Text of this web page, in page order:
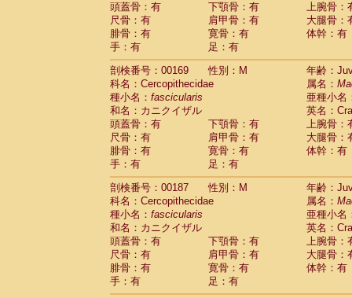
頭蓋骨：有
下顎骨：有
上腕骨：
尺骨：有
肩甲骨：有
大腿骨：
腓骨：有
寛骨：有
体幹：有
手：有
足：有
剖検番号：00169
性別：M
年齢：
科名：Cercopithecidae
属名：
種小名： fascicularis
亜種小名
和名：カニクイザル
英名：
頭蓋骨：有
下顎骨：有
上腕骨：
尺骨：有
肩甲骨：有
大腿骨：
腓骨：有
寛骨：有
体幹：有
手：有
足：有
剖検番号：00187
性別：M
年齢：
科名：Cercopithecidae
属名：
種小名： fascicularis
亜種小名
和名：カニクイザル
英名：
頭蓋骨：有
下顎骨：有
上腕骨：
尺骨：有
肩甲骨：有
大腿骨：
腓骨：有
寛骨：有
体幹：有
手：有
足：有